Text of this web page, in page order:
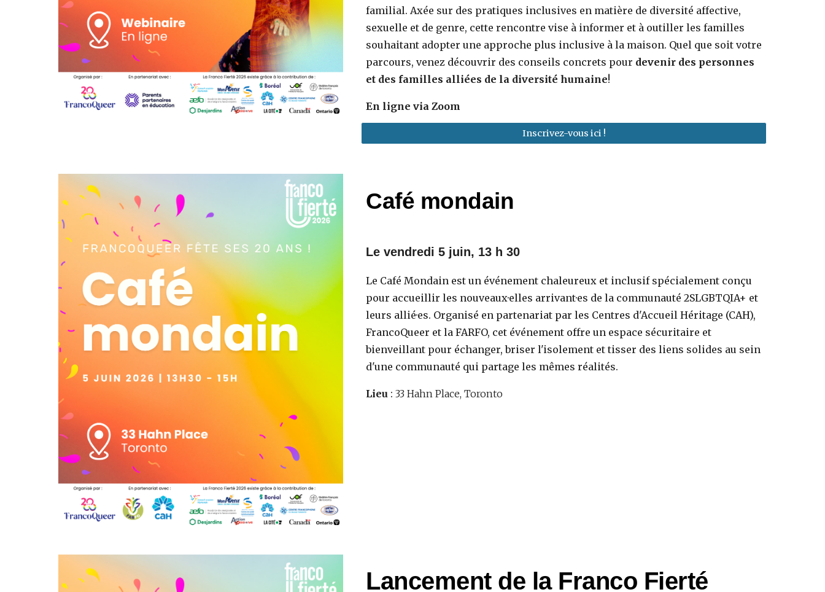
familial. Axée sur des pratiques inclusives en matière de diversité affective,
sexuelle et de genre, cette rencontre vise à informer et à outiller les familles
souhaitant adopter une approche plus inclusive à la maison. Quel que soit votre
parcours, venez découvrir des conseils concrets pour devenir des personnes
et des familles alliées de la diversité humaine!
En ligne via Zoom
Inscrivez-vous ici !
Café mondain
Levendredi 5 juin, 13 h30
Le Café Mondain est un événement chaleureux et inclusif spécialement conçu
pour accueillir les nouveaux·elles arrivant·es de la communauté 2SLGBTQIA+ et
leurs allié·es. Organisé en partenariat par les Centres d'Accueil Héritage (CAH),
FrancoQueer et la FARFO, cet événement offre un espace sécuritaire et
bienveillant pour échanger, briser l'isolement et tisser des liens solides au sein
d'une communauté qui partage les mêmes réalités.
Lieu : 33 Hahn Place, Toronto
Lancement de la Franco Fierté